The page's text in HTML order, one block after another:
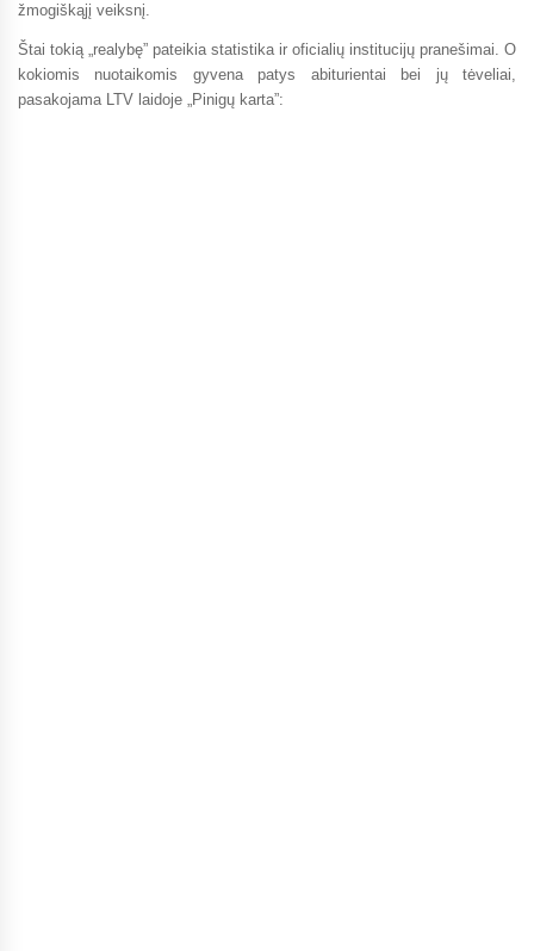
žmogiškąjį veiksnį.
Štai tokią „realybę” pateikia statistika ir oficialių institucijų pranešimai. O
kokiomis nuotaikomis gyvena patys abiturientai bei jų tėveliai,
pasakojama LTV laidoje „Pinigų karta”: